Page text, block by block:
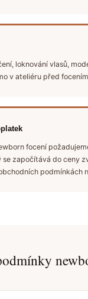
loknování vlasů,
v ateliéru před
focení
započítává do ceny
podmínkách